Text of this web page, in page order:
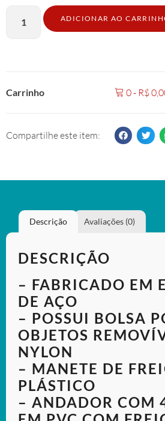
ADICIONAR AO
Carrinho 0- R$
Compartilhe este item:
Descrição Avaliações (0)
DESCRIÇÃO
– FABRICADO EM
DE AÇO
– POSSUI BOLSA
OBJETOS
NYLON
– MANETE DE
PLÁSTICO
– ANDADOR COM